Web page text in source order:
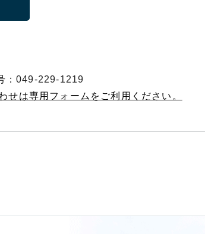
：049-229-1219
せは専用フォームをご利用ください。